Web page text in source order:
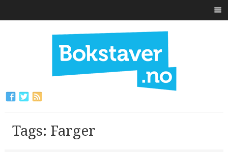
Tags: Farger